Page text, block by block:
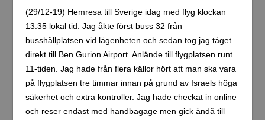
(29/12-19) Hemresa till Sverige idag med flyg klockan
13.35 lokal tid. Jag åkte först buss 32 från
busshållplatsen vid lägenheten och sedan tog jag tåget
direkt till Ben Gurion Airport. Anlände till flygplatsen runt
11-tiden. Jag hade från flera källor hört att man ska vara
på flygplatsen tre timmar innan på grund av Israels höga
säkerhet och extra kontroller. Jag hade checkat in online
och reser endast med handbagage men gick ändå till